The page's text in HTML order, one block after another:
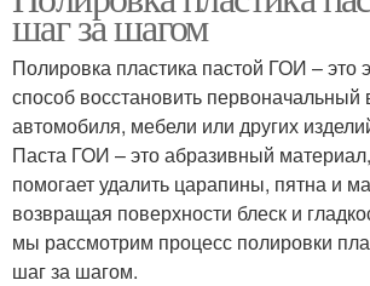
шаг за шагом
Полировка пластика пастой ГОИ –
способ восстановить первоначальный
автомобиля, мебели или других
Паста ГОИ – это абразивный
помогает удалить царапины, пятна и
возвращая поверхности блеск и
мы рассмотрим процесс полировки
шаг за шагом.